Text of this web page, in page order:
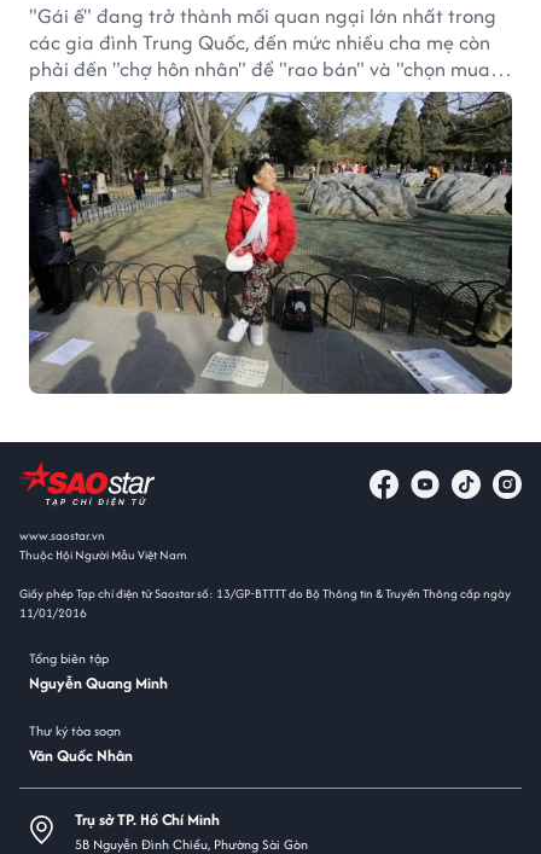
"Gái ế" đang trở thành mối quan ngại lớn nhất trong
các gia đình Trung Quốc, đến mức nhiều cha mẹ còn
phải đến "chợ hôn nhân" để "rao bán" và "chọn mua"
chồng tương lai cho con mình.
www.saostar.vn
Thuộc Hội Người Mẫu Việt Nam
Giấy phép Tạp chí điện tử Saostar số: 13/GP-BTTTT do Bộ Thông tin & Truyền Thông cấp ngày
11/01/2016
Tổng biên tập
Nguyễn Quang Minh
Thư ký tòa soạn
Văn Quốc Nhân
Trụ sở TP. Hồ Chí Minh
5B Nguyễn Đình Chiểu, Phường Sài Gòn